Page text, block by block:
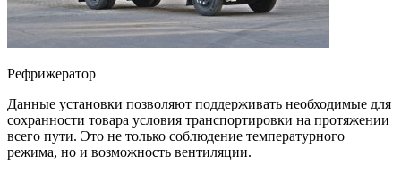
Рефрижератор
Данные установки позволяют поддерживать необходимые для
сохранности товара условия транспортировки на протяжении
всего пути. Это не только соблюдение температурного
режима, но и возможность вентиляции.